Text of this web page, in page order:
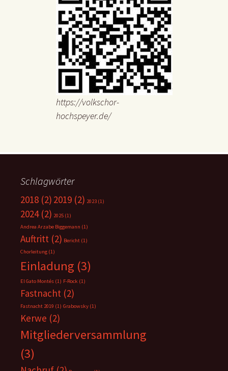
https://volkschor-
hochspeyer.de/
Schlagwörter
2018 (2) 2019 (2) 2023 (1)
2024(2) 2025 (1)
Andrea Arzabe Biggemann (1)
Auftritt (2) Bericht (1)
Chorleitung (1)
Einladung (3)
El Gato Montés (1) F-Rock (1)
Fastnacht (2)
Fastnacht 2019 (1) Grabowsky (1)
Kerwe (2)
Mitgliederversammlung
(3)